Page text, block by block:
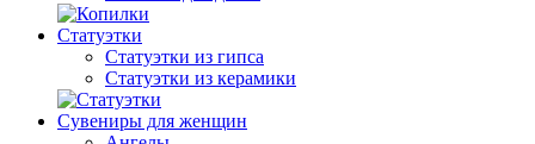
Статуэтки
Статуэтки из гипса
Статуэтки из керамики
Сувениры для женщин